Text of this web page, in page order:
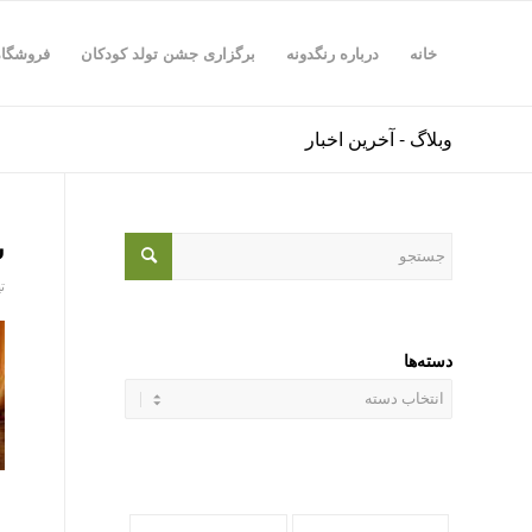
خانه درباره رنگدونه برگزاری جشن تولد کودکان
وبلاگ - آخرین اخبار
دسته‌ها